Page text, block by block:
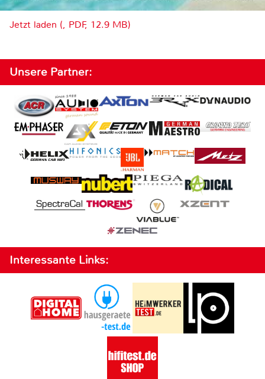
Jetzt laden (, PDF, 12.9 MB)
Unsere Partner:
Interessante Links: